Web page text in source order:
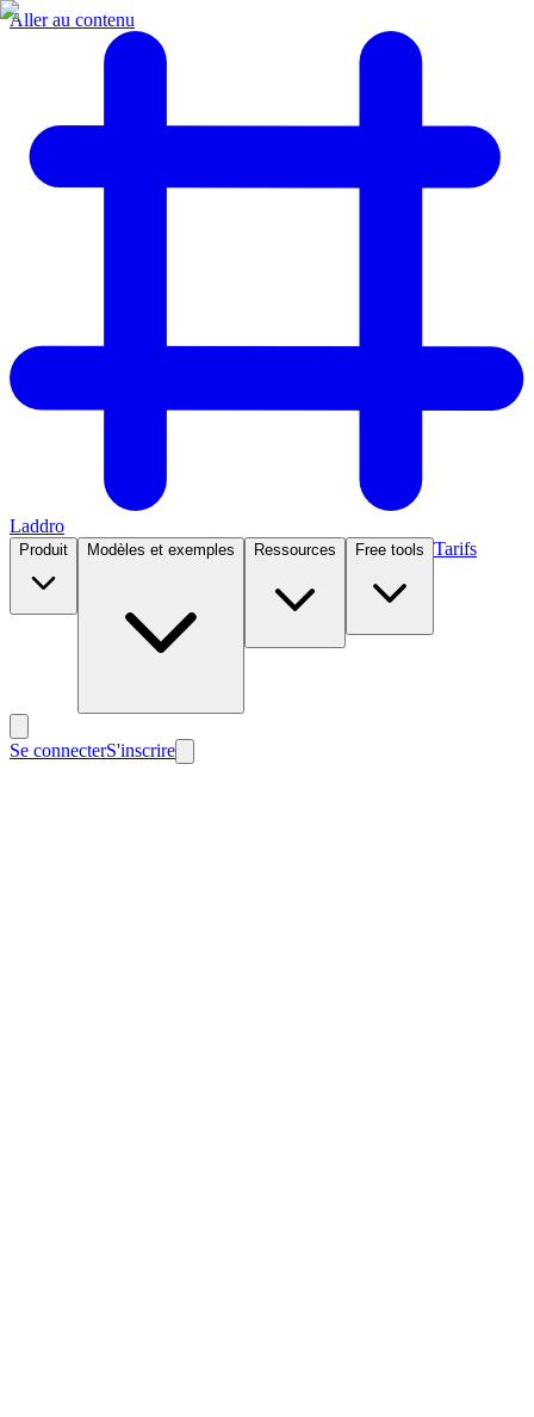
Aller au contenu
Laddro
Produit Modèles et exemples Ressources Free tools Tarifs
Se connecterS'inscrire